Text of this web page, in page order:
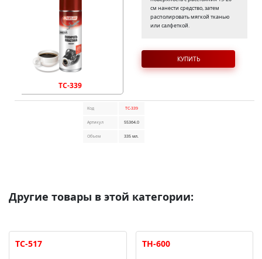
TC-339
см нанести средство, затем
располировать мягкой тканью
или салфеткой.
КУПИТЬ
Код TC-339
Артикул 55364.0
Объем 335 мл.
Другие товары в этой категории:
TC-517 TH-600